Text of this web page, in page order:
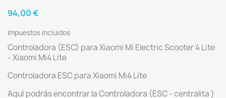
94,00 €
Impuestos incluidos
Controladora (ESC) para Xiaomi Mi Electric Scooter 4 Lite
- Xiaomi Mi4 Lite
Controladora ESC para Xiaomi Mi4 Lite
Aquí podrás encontrar la Controladora (ESC - centralita )